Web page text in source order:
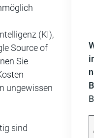
(KI),
Source of
Sie
ungewissen
sind